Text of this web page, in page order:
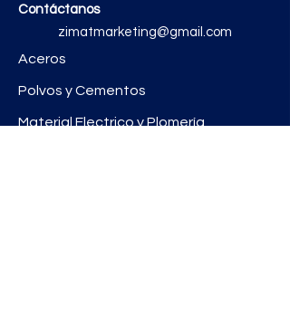
Contáctanos
zimatmarketing@gmail.com
Aceros
Polvos y Cementos
Material Electrico y Plomería